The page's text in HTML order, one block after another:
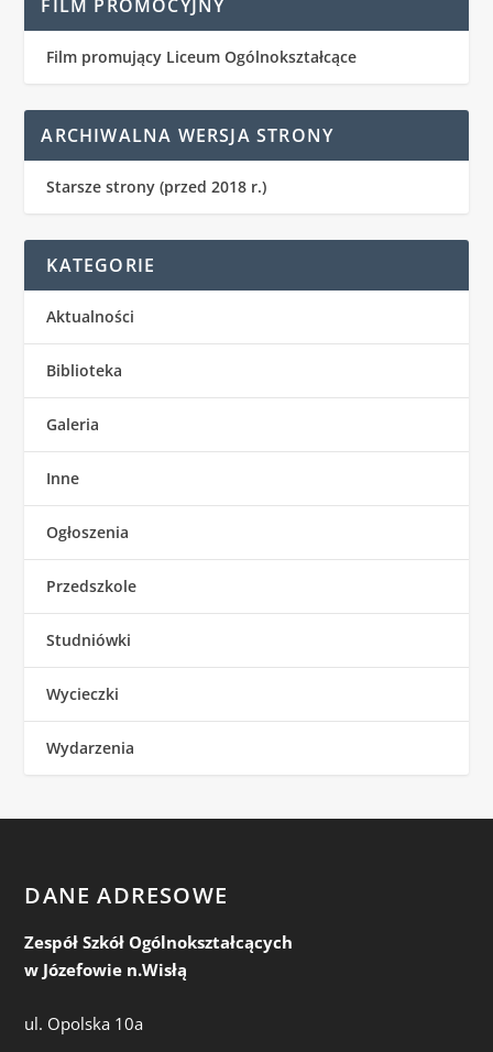
FILM PROMOCYJNY
Film promujący Liceum Ogólnokształcące
ARCHIWALNA WERSJA STRONY
Starsze strony (przed 2018 r.)
KATEGORIE
Aktualności
Biblioteka
Galeria
Inne
Ogłoszenia
Przedszkole
Studniówki
Wycieczki
Wydarzenia
DANE ADRESOWE
Zespół Szkół Ogólnokształcących
w Józefowie n.Wisłą
ul. Opolska 10a